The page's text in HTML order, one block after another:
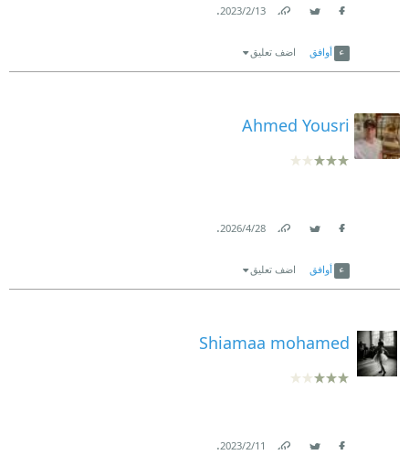
13‏/2‏/2023
.
أوافق اضف تعليق
Ahmed Yousri
28‏/4‏/2026
.
أوافق اضف تعليق
Shiamaa mohamed
11‏/2‏/2023
.